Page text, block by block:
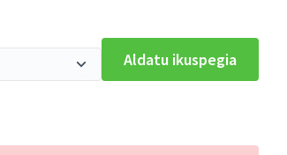
Aldatu ikuspegia